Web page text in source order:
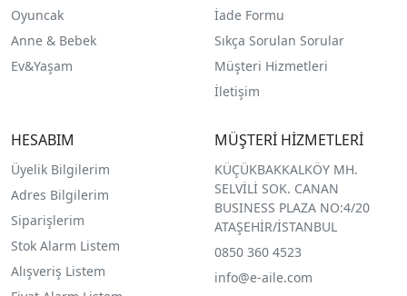
Oyuncak
Anne & Bebek
Ev&Yaşam
İade Formu
Sıkça Sorulan Sorular
Müşteri Hizmetleri
İletişim
HESABIM
Üyelik Bilgilerim
Adres Bilgilerim
Siparişlerim
Stok Alarm Listem
Alışveriş Listem
MÜŞTERİ HİZMETLERİ
KÜÇÜKBAKKALKÖY MH.
SELVİLİ SOK. CANAN
BUSINESS PLAZA NO:4/20
ATAŞEHİR/İSTANBUL
0850 360 4523
info@e-aile.com